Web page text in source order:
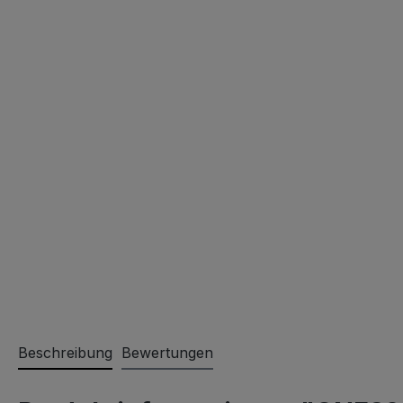
Beschreibung Bewertungen